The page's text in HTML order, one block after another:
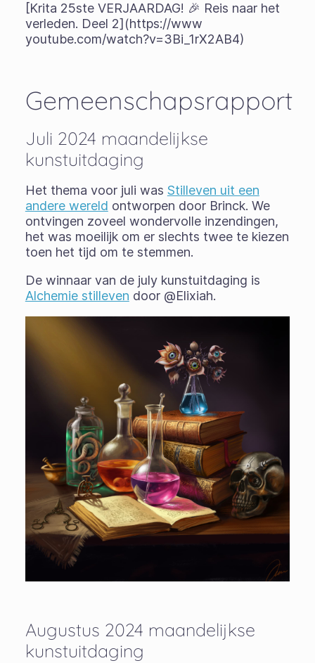
[Krita 25ste VERJAARDAG! 🎉 Reis naar het
verleden. Deel 2](https://www
youtube.com/watch?v=3Bi_1rX2AB4)
Gemeenschapsrapport
Juli 2024 maandelijkse
kunstuitdaging
Het thema voor juli was Stilleven uit een
andere wereld ontworpen door Brinck. We
ontvingen zoveel wondervolle inzendingen,
het was moeilijk om er slechts twee te kiezen
toen het tijd om te stemmen.
De winnaar van de july kunstuitdaging is
Alchemie stilleven door @Elixiah.
Augustus 2024 maandelijkse
kunstuitdaging